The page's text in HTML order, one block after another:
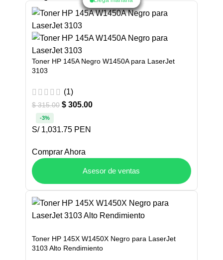
Toner HP 145A Negro W1450A para LaserJet
3103
(1)
$315.00 $ 305.00
-3%
S/ 1,031.75 PEN
Comprar Ahora
Asesor de ventas
Toner HP 145X W1450X Negro para LaserJet
3103 Alto Rendimiento